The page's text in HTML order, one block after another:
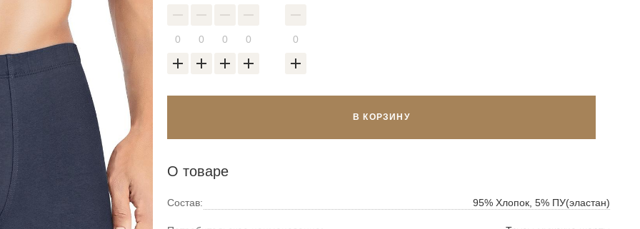
В КОРЗИНУ
О товаре
Состав: 95% Хлопок, 5% ПУ(эластан)
Войти в аккаунт
Введите свою электронную почту и пароль
пароль
Введите код
новый список